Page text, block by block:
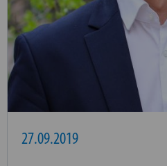
27.09.2019